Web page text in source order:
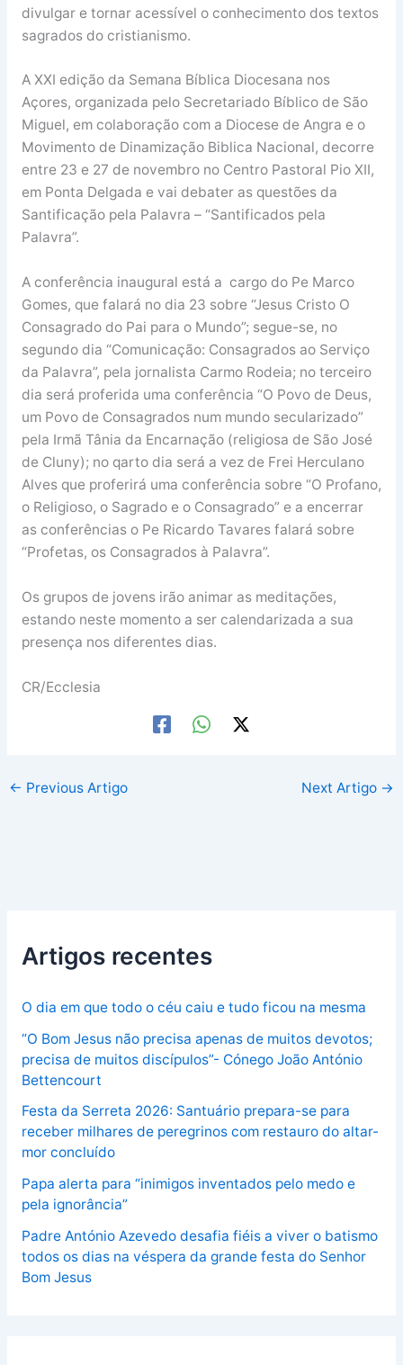
divulgar e tornar acessível o conhecimento dos textos
sagrados do cristianismo.
A XXI edição da Semana Bíblica Diocesana nos
Açores, organizada pelo Secretariado Bíblico de São
Miguel, em colaboração com a Diocese de Angra e o
Movimento de Dinamização Biblica Nacional, decorre
entre 23 e 27 de novembro no Centro Pastoral Pio XII,
em Ponta Delgada e vai debater as questões da
Santificação pela Palavra – “Santificados pela
Palavra”.
A conferência inaugural está a cargo do Pe Marco
Gomes, que falará no dia 23 sobre “Jesus Cristo O
Consagrado do Pai para o Mundo”; segue-se, no
segundo dia “Comunicação: Consagrados ao Serviço
da Palavra”, pela jornalista Carmo Rodeia; no terceiro
dia será proferida uma conferência “O Povo de Deus,
um Povo de Consagrados num mundo secularizado”
pela Irmã Tânia da Encarnação (religiosa de São José
de Cluny); no qarto dia será a vez de Frei Herculano
Alves que proferirá uma conferência sobre “O Profano,
o Religioso, o Sagrado e o Consagrado” e a encerrar
as conferências o Pe Ricardo Tavares falará sobre
“Profetas, os Consagrados à Palavra”.
Os grupos de jovens irão animar as meditações,
estando neste momento a ser calendarizada a sua
presença nos diferentes dias.
CR/Ecclesia
← Previous Artigo Next Artigo →
Artigos recentes
O dia em que todo o céu caiu e tudo ficou na mesma
“O Bom Jesus não precisa apenas de muitos devotos;
precisa de muitos discípulos”- Cónego João António
Bettencourt
Festa da Serreta 2026: Santuário prepara-se para
receber milhares de peregrinos com restauro do altar-
mor concluído
Papa alerta para “inimigos inventados pelo medo e
pela ignorância”
Padre António Azevedo desafia fiéis a viver o batismo
todos os dias na véspera da grande festa do Senhor
Bom Jesus